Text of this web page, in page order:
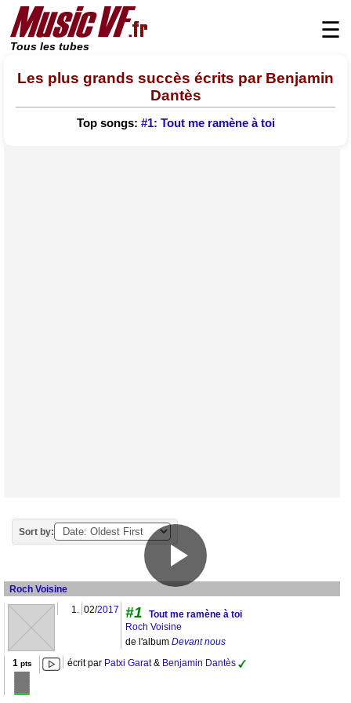
Tous les tubes
☰
Les plus grands succès écrits par Benjamin
Dantès
Top songs: #1: Tout me ramène à toi
Sort by:
Roch Voisine
1. 02/2017 #1
Tout me ramène à toi
Roch Voisine
de l'album Devant nous
1 pts écrit par Patxi Garat& Benjamin Dantès